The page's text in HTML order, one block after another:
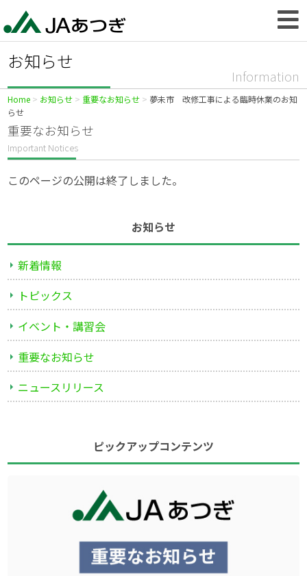
お知らせ
Information
Home お知らせ 重要なお知らせ
夢未市 改修工事による臨時休業のお知
らせ
重要なお知らせ
Important Notices
このページの公開は終了しました。
お知らせ
新着情報
トピックス
イベント・講習会
重要なお知らせ
ニュースリリース
ピックアップコンテンツ